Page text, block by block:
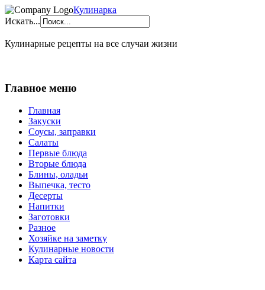
Кулинарка
Искать...
Кулинарные рецепты на все случаи жизни
Главное меню
Главная
Закуски
Соусы, заправки
Салаты
Первые блюда
Вторые блюда
Блины, оладьи
Выпечка, тесто
Десерты
Напитки
Заготовки
Разное
Хозяйке на заметку
Кулинарные новости
Карта сайта